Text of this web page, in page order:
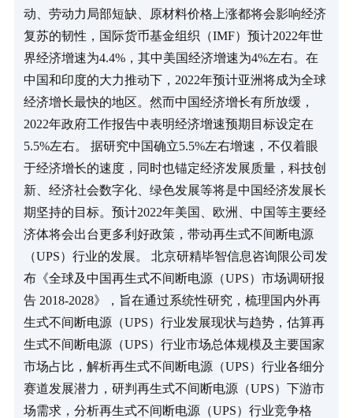
动、劳动力局部短缺、原材料价格上涨都将会影响经济
复苏的韧性，国际货币基金组织（IMF）预计2022年世
界经济增速为4.4%，其中美国经济增速为4%左右。在
中国和印度的大力推动下，2022年预计亚洲将成为全球
经济增长最快的地区。然而中国经济增长有所放缓，
2022年政府工作报告中表明经济增速预期目标设定在
5.5%左右。 据研究中国确立5.5%左右增速，不仅着眼
于经济增长的速度，同时也锚定经济发展质量，科技创
新、经济社会数字化、绿色发展等将是中国经济发展长
期坚持的目标。预计2022年美国、欧洲、中国等主要经
济体将会出台更多利好政策，带动再生式不间断电源
（UPS）行业的发展。 北京研精毕智信息咨询限公司发
布《全球及中国再生式不间断电源（UPS）市场调研报
告 2018-2028》，旨在通过系统性研究，梳理国内外再
生式不间断电源（UPS）行业发展现状与趋势，估算再
生式不间断电源（UPS）行业市场总体规模及主要国家
市场占比，解析再生式不间断电源（UPS）行业各细分
赛道发展潜力，研判再生式不间断电源（UPS）下游市
场需求，分析再生式不间断电源（UPS）行业竞争格